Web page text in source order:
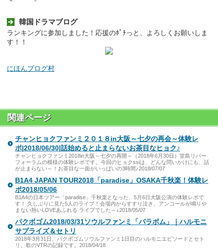
韓国ドラマブログ
ランキングに参加しました！応援のﾎﾟﾁっと、よろしくお願いしま
す！！
にほんブログ村
関連ページ
チャンヒョクファンミ２０１８in大阪～七夕の再会～体験レ
ポ|2018/06/30|話始めると止まらないお茶目なヒョク♪
チャンヒョクファンミ2018in大阪～七夕の再開～（2018年6月30日）堂島リバー
フォーラムの模様の体験レポです。今回のヒョクssiは、どんな問いかけにも、話
が止まらない～！お茶目な一面がいっぱいの3時間♪2018/07/07
B1A4 JAPAN TOUR2018「paradise」OSAKA千秋楽！体験レ
ポ2018/05/06
B1A4の日本ツアー「paradise」千秋楽となった、5月6日大阪公演の体験レポで
す！ 久しぶりに見た5人のライブ！会場内からすすり泣き、アンコールが鳴りや
まない熱いLOVEあふれる ライブでした～♪2018/05/07
パクボゴム2018/03/31ソウルファンミ「パラボム」｜ハルモニ
サプライズ＆セトリ
2018年3月31日、パクボゴムソウルファンミ1日目のハルモニエピソードとセト
リ、歌のVTRの記録です。2018/04/18